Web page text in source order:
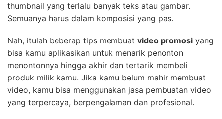
thumbnail yang terlalu banyak teks atau gambar.
Semuanya harus dalam komposisi yang pas.
Nah, itulah beberap tips membuat video promosi yang
bisa kamu aplikasikan untuk menarik penonton
menontonnya hingga akhir dan tertarik membeli
produk milik kamu. Jika kamu belum mahir membuat
video, kamu bisa menggunakan jasa pembuatan video
yang terpercaya, berpengalaman dan profesional.